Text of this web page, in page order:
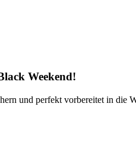
Weekend!
und perfekt vorbereitet in die